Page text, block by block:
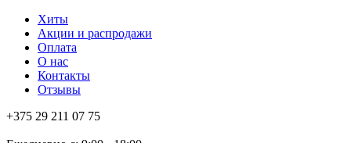
Хиты
Акции и распродажи
Оплата
О нас
Контакты
Отзывы
+375 29 211 07 75